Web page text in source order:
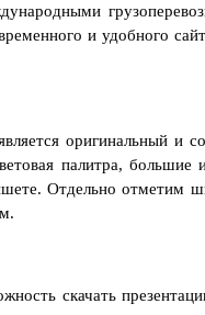
и удобного
оригинальный и
палитра,
Отдельно отметим
скачать